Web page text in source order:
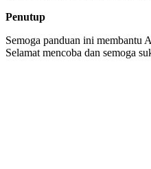
Penutup
Semoga panduan ini membantu
Selamat mencoba dan semoga